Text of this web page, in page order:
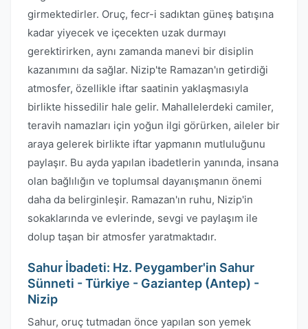
girmektedirler. Oruç, fecr-i sadıktan güneş batışına
kadar yiyecek ve içecekten uzak durmayı
gerektirirken, aynı zamanda manevi bir disiplin
kazanımını da sağlar. Nizip'te Ramazan'ın getirdiği
atmosfer, özellikle iftar saatinin yaklaşmasıyla
birlikte hissedilir hale gelir. Mahallelerdeki camiler,
teravih namazları için yoğun ilgi görürken, aileler bir
araya gelerek birlikte iftar yapmanın mutluluğunu
paylaşır. Bu ayda yapılan ibadetlerin yanında, insana
olan bağlılığın ve toplumsal dayanışmanın önemi
daha da belirginleşir. Ramazan'ın ruhu, Nizip'in
sokaklarında ve evlerinde, sevgi ve paylaşım ile
dolup taşan bir atmosfer yaratmaktadır.
Sahur İbadeti: Hz. Peygamber'in Sahur
Sünneti - Türkiye - Gaziantep (Antep) -
Nizip
Sahur, oruç tutmadan önce yapılan son yemek